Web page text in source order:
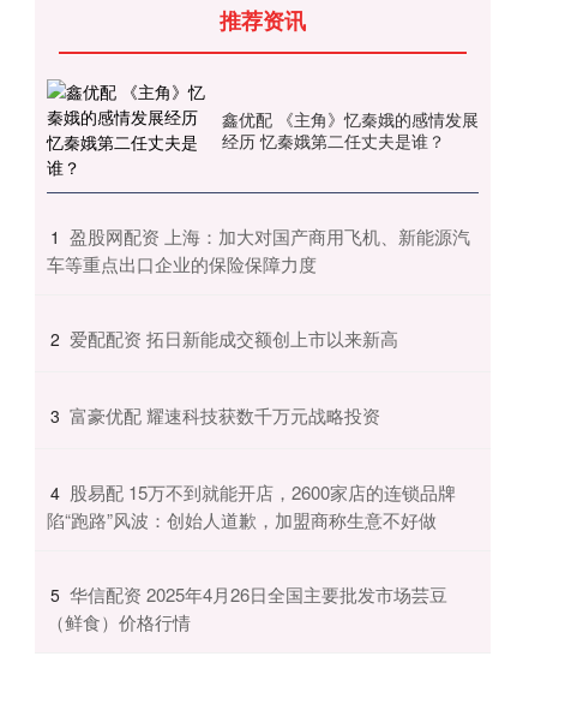
推荐资讯
鑫优配 《主角》忆秦娥的感情发展
经历 忆秦娥第二任丈夫是谁？
1 ​盈股网配资 上海：加大对国产商用飞机、新能源汽
车等重点出口企业的保险保障力度
2 ​爱配配资 拓日新能成交额创上市以来新高
3 ​富豪优配 耀速科技获数千万元战略投资
4 ​股易配 15万不到就能开店，2600家店的连锁品牌
陷“跑路”风波：创始人道歉，加盟商称生意不好做
5 ​华信配资 2025年4月26日全国主要批发市场芸豆
（鲜食）价格行情